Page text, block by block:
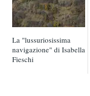
La "lussuriosissima
navigazione" di Isabella
Fieschi